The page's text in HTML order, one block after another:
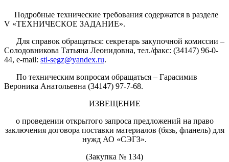
Подробные технические требования содержатся в разделе
V «ТЕХНИЧЕСКОЕ ЗАДАНИЕ».
Для справок обращаться: секретарь закупочной комиссии –
Солодовникова Татьяна Леонидовна, тел./факс: (34147) 96-0-
44, e-mail: stl-segz@yandex.ru.
По техническим вопросам обращаться – Гарасимив
Вероника Анатольевна (34147) 97-7-68.
ИЗВЕЩЕНИЕ
о проведении открытого запроса предложений на право
заключения договора поставки материалов (бязь, фланель) для
нужд АО «СЭГЗ».
(Закупка № 134)